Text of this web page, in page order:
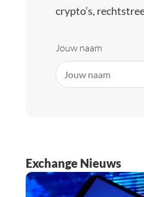
crypto’s,
Jouw naam
Exchange Nieuws